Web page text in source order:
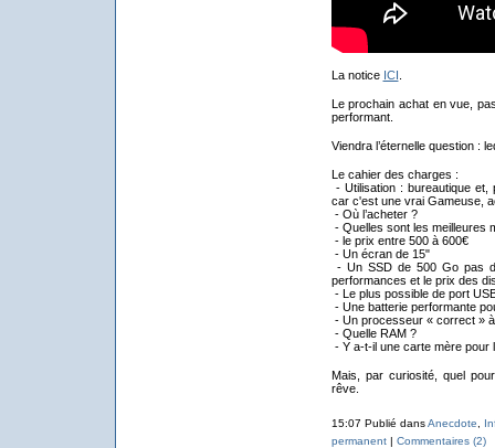
La notice ICI
Le prochain achat en vue,
performant.
Viendra l’éternelle question :
Le cahier des charges :
- Utilisation : bureautique
car c'est une vrai Gameuse,
- Où l’acheter ?
- Quelles sont les meilleures
- le prix entre 500 à 600€
- Un écran de 15"
- Un SSD de 500 Go pas
performances et le prix des
- Le plus possible de port
- Une batterie performante
- Un processeur « correct »
- Quelle RAM ?
- Y a-t-il une carte mère pour
Mais, par curiosité, quel
rêve.
15:07 Publié dansAnecdote
permanent| Commentaires (2)